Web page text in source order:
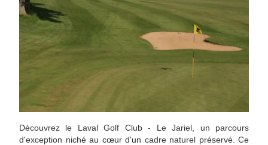
Découvrez le Laval Golf Club - Le Jariel, un parcours
d'exception niché au cœur d'un cadre naturel préservé. Ce